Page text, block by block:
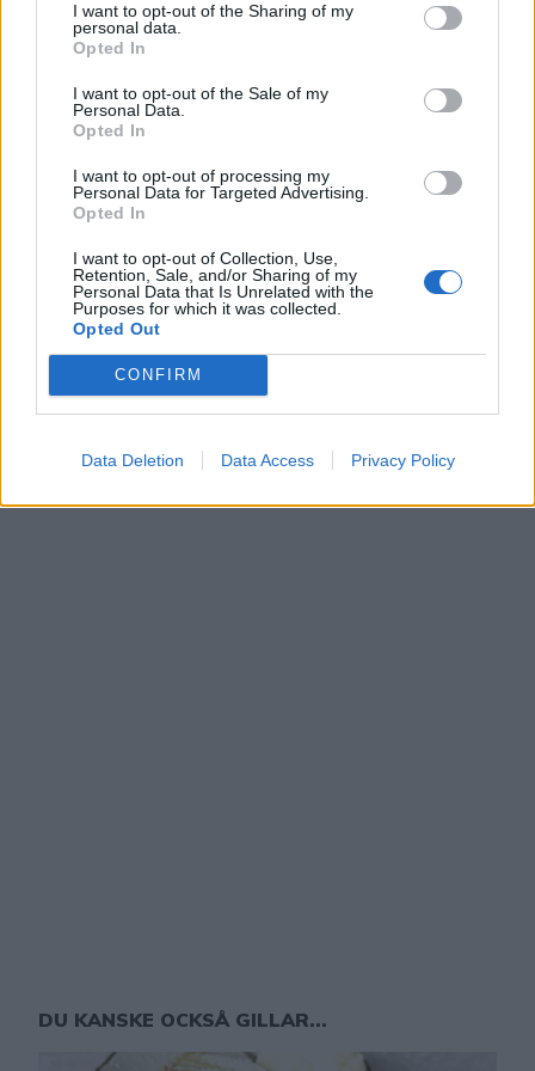
I want to opt-out of the Sharing of my
personal data.
Opted In
I want to opt-out of the Sale of my
Personal Data.
Opted In
I want to opt-out of processing my
Personal Data for Targeted Advertising.
Opted In
I want to opt-out of Collection, Use,
Retention, Sale, and/or Sharing of my
Personal Data that Is Unrelated with the
Purposes for which it was collected.
Opted Out
CONFIRM
Data Deletion Data Access Privacy Policy
Svara
DU KANSKE OCKSÅ GILLAR...